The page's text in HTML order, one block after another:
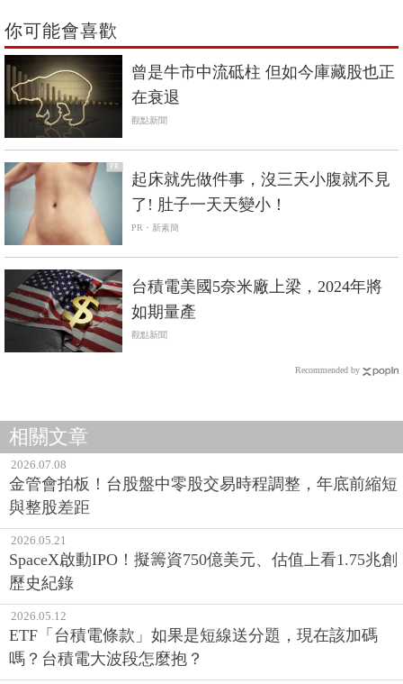
你可能會喜歡
曾是牛市中流砥柱 但如今庫藏股也正
在衰退
觀點新聞
PR
起床就先做件事，沒三天小腹就不見
了! 肚子一天天變小！
PR・新素簡
台積電美國5奈米廠上梁，2024年將
如期量產
觀點新聞
Recommended by
相關文章
2026.07.08
金管會拍板！台股盤中零股交易時程調整，年底前縮短
與整股差距
2026.05.21
SpaceX啟動IPO！擬籌資750億美元、估值上看1.75兆創
歷史紀錄
2026.05.12
ETF「台積電條款」如果是短線送分題，現在該加碼
嗎？台積電大波段怎麼抱？